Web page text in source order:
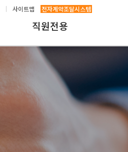
사이트맵 전자계약조달시스템
직원전용